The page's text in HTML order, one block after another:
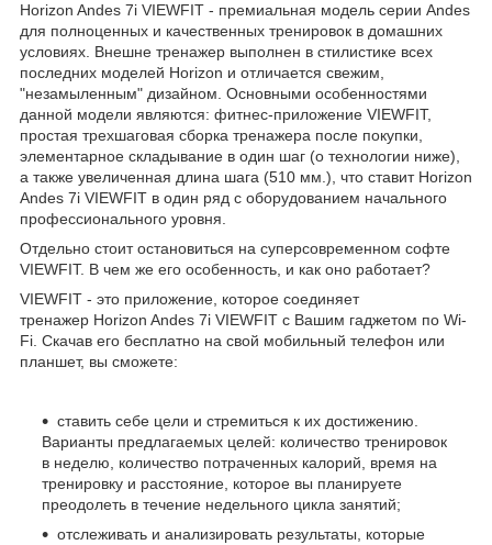
Horizon Andes 7i VIEWFIT - премиальная модель серии Andes
для полноценных и качественных тренировок в домашних
условиях. Внешне тренажер выполнен в стилистике всех
последних моделей Horizon и отличается свежим,
"незамыленным" дизайном. Основными особенностями
данной модели являются: фитнес-приложение VIEWFIT,
простая трехшаговая сборка тренажера после покупки,
элементарное складывание в один шаг (о технологии ниже),
а также увеличенная длина шага (510 мм.), что ставит Horizon
Andes 7i VIEWFIT в один ряд с оборудованием начального
профессионального уровня.
Отдельно стоит остановиться на суперсовременном софте
VIEWFIT. В чем же его особенность, и как оно работает?
VIEWFIT - это приложение, которое соединяет
тренажер Horizon Andes 7i VIEWFIT с Вашим гаджетом по Wi-
Fi. Скачав его бесплатно на свой мобильный телефон или
планшет, вы сможете:
ставить себе цели и стремиться к их достижению.
Варианты предлагаемых целей: количество тренировок
в неделю, количество потраченных калорий, время на
тренировку и расстояние, которое вы планируете
преодолеть в течение недельного цикла занятий;
отслеживать и анализировать результаты, которые